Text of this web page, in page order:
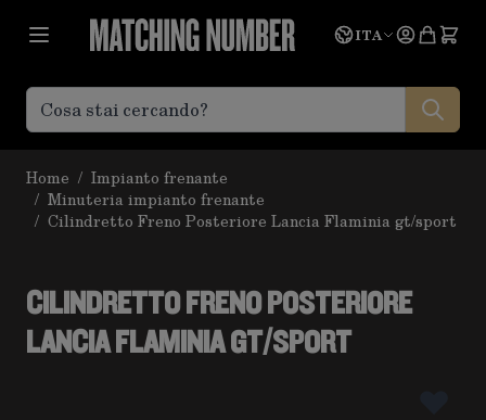
Lingua
ITA
Home / Impianto frenante
/ Minuteria impianto frenante
/ Cilindretto Freno Posteriore Lancia Flaminia gt/sport
CILINDRETTO FRENO POSTERIORE
LANCIA FLAMINIA GT/SPORT